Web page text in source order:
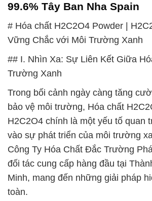
99.6% Tây Ban Nha Spain
# Hóa chất H2C2O4 Powder |
Vững Chắc với Môi Trường Xanh
## I. Nhìn Xa: Sự Liên Kết Giữa
Trường Xanh
Trong bối cảnh ngày càng tăng
bảo vệ môi trường, Hóa chất
H2C2O4 chính là một yếu tố quan
vào sự phát triển của môi trường
Công Ty Hóa Chất Đắc Trường
đối tác cung cấp hàng đầu tại
Minh, mang đến những giải pháp
toàn.